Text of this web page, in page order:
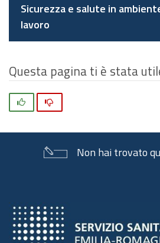
Sicurezza e salute in
lavoro
Questa pagina ti è stata
Non hai trovato